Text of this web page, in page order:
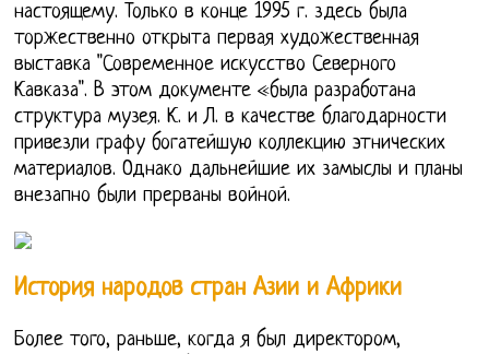
настоящему. Только в конце 1995 г. здесь была
торжественно открыта первая художественная
выставка "Современное искусство Северного
Кавказа". В этом документе «была разработана
структура музея. К. и Л. в качестве благодарности
привезли графу богатейшую коллекцию этнических
материалов. Однако дальнейшие их замыслы и планы
внезапно были прерваны войной.
История народов стран Азии и Африки
Более того, раньше, когда я был директором,